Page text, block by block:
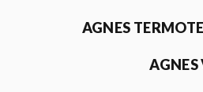
AGNES
AGNES